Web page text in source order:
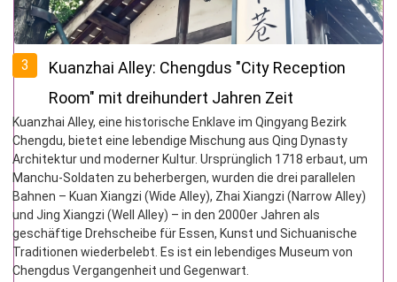
3
Kuanzhai Alley: Chengdus "City Reception
Room" mit dreihundert Jahren Zeit
Kuanzhai Alley, eine historische Enklave im Qingyang Bezirk
Chengdu, bietet eine lebendige Mischung aus Qing Dynasty
Architektur und moderner Kultur. Ursprünglich 1718 erbaut, um
Manchu-Soldaten zu beherbergen, wurden die drei parallelen
Bahnen – Kuan Xiangzi (Wide Alley), Zhai Xiangzi (Narrow Alley)
und Jing Xiangzi (Well Alley) – in den 2000er Jahren als
geschäftige Drehscheibe für Essen, Kunst und Sichuanische
Traditionen wiederbelebt. Es ist ein lebendiges Museum von
Chengdus Vergangenheit und Gegenwart.